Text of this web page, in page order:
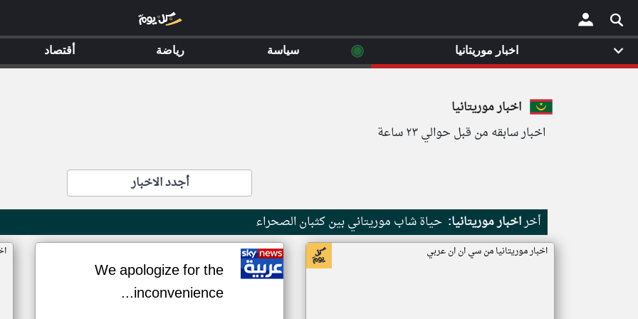
×
اخبار موريتانيا
اخبار سابقه من قبل حوالي ٢٣ ساعة
أجدد الاخبار
أخراخبار موريتانيا: حياة شاب موريتاني بين كثبان الصحراء
اخبار موريتانيا من سي ان ان عربي
We apologize for the
inconvenience...
اخبار موريتانيا ◉ سياسة رياضة أقتصاد